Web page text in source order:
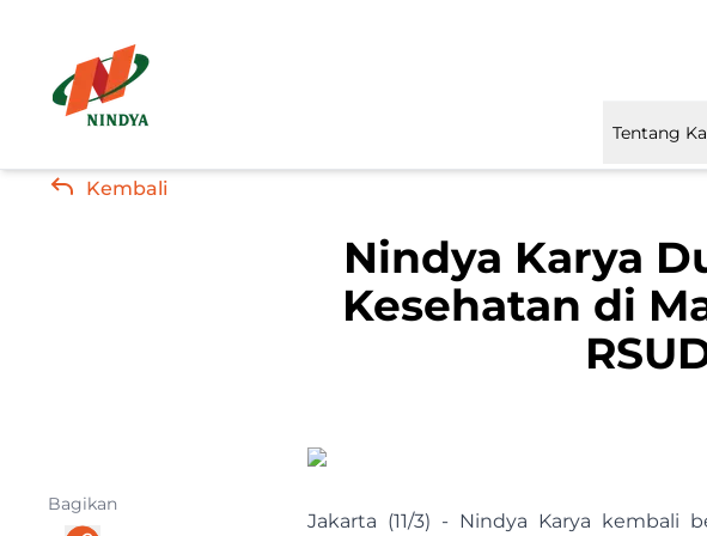
Tentang
Anak
Afiliasi
Kembali
Bagikan
Nindya Karya
Kesehatan di
Jakarta (11/3) - Nindya Karya kembali